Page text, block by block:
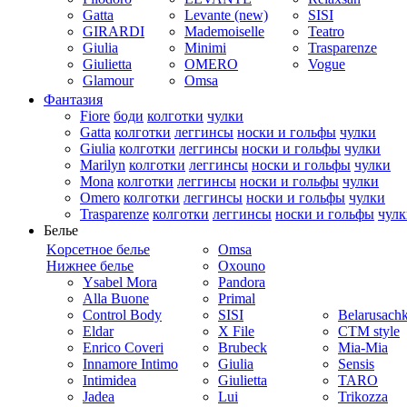
Gatta
GIRARDI
Giulia
Giulietta
Glamour
Levante (new)
Mademoiselle
Minimi
OMERO
Omsa
SISI
Teatro
Trasparenze
Vogue
Фантазия
Fiore боди колготки чулки
Gatta колготки леггинсы носки и гольфы чулки
Giulia колготки леггинсы носки и гольфы чулки
Marilyn колготки леггинсы носки и гольфы чулки
Mona колготки леггинсы носки и гольфы чулки
Omero колготки леггинсы носки и гольфы чулки
Trasparenze колготки леггинсы носки и гольфы
Белье
Kорсетное белье
Нижнее белье
Ysabel Mora
Alla Buone
Control Body
Eldar
Enrico Coveri
Innamore Intimo
Intimidea
Jadea
Omsa
Oxouno
Pandora
Primal
SISI
X File
Brubeck
Giulia
Giulietta
Lui
CTM style
Mia-Mia
Sensis
TARO
Trikozza